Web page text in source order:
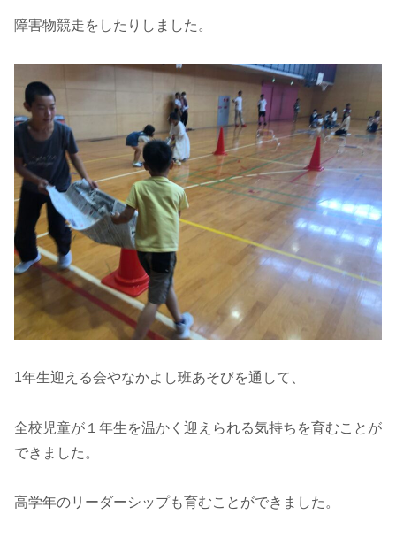
障害物競走をしたりしました。
1年生迎える会やなかよし班あそびを通して、
全校児童が１年生を温かく迎えられる気持ちを育むことが
できました。
高学年のリーダーシップも育むことができました。